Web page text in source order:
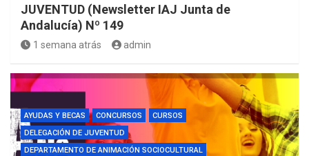
JUVENTUD (Newsletter IAJ Junta de
Andalucía) Nº 149
1 semana atrás admin
AYUDAS Y BECAS CONCURSOS
CURSOS
DELEGACIÓN DE JUVENTUD
DEPARTAMENTO DE ANIMACIÓN SOCIOCULTURAL